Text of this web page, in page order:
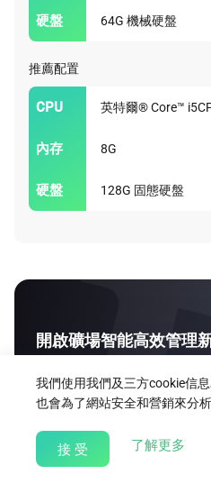
硬盤 64G 機械硬盤
推薦配置
CPU
內存
硬盤
英特爾® Core™
8G
128G 固態硬盤
開啟礦場智能高效管理
立即
我們使用我們及三方cookie信
也會為了網站安全和營銷來分析
接 受 了解更多